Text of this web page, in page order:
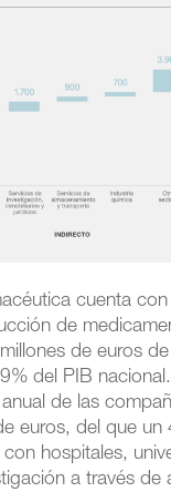
cuenta
de
de euros
del PIB
de las
euros, del que un
hospitales,
a través de